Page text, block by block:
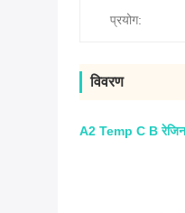
प्रयोग:
विवरण
A2 Temp C B